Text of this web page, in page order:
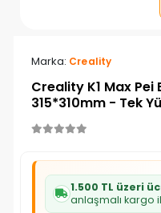
Marka: Creality
Creality K1 Max Pei
315*310mm - Tek
1.500 TL üzeri
anlaşmalı kargo